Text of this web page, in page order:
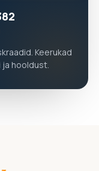
Keerukad
hooldust.